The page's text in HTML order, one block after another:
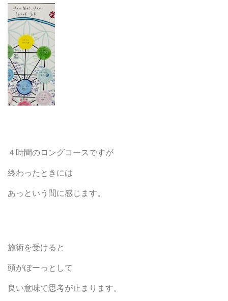
４時間のロングコースですが
終わったときには
あっという間に感じます。
施術を受けると
頭がぼーっとして
良い意味で思考が止まります。